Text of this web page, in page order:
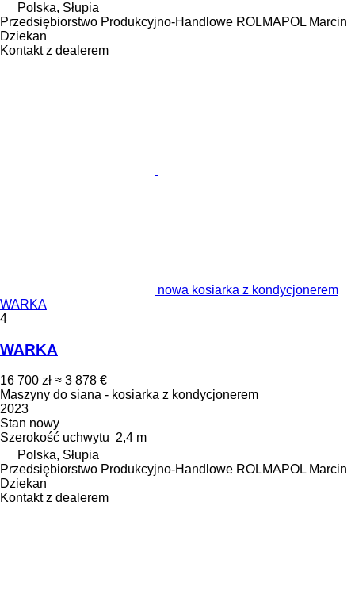
Polska, Słupia
Przedsiębiorstwo Produkcyjno-Handlowe ROLMAPOL Marcin
Dziekan
Kontakt z dealerem
nowa kosiarka z kondycjonerem
WARKA
4
WARKA
16 700 zł ≈ 3 878 €
Maszyny do siana - kosiarka z kondycjonerem
2023
Stan nowy
Szerokość uchwytu 2,4 m
Polska, Słupia
Przedsiębiorstwo Produkcyjno-Handlowe ROLMAPOL Marcin
Dziekan
Kontakt z dealerem